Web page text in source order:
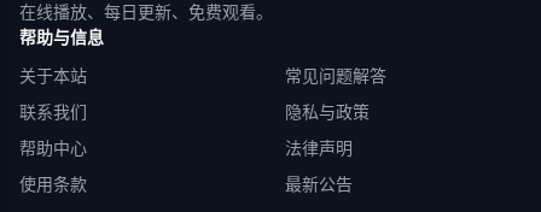
在线播放、每日更新、免费观看。
帮助与信息
关于本站
常见问题解答
联系我们
隐私与政策
帮助中心
法律声明
使用条款
最新公告